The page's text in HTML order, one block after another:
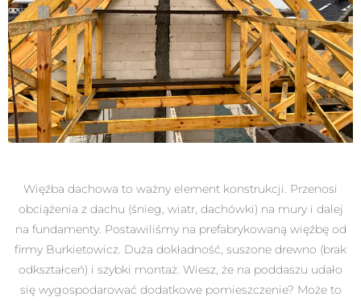
Więźba dachowa to ważny element konstrukcji. Przenosi
obciążenia z dachu (śnieg, wiatr, dachówki) na mury i dalej
na fundamenty. Postawiliśmy na prefabrykowaną więźbę od
firmy Burkietowicz. Duża dokładność, suszone drewno (brak
odkształceń) i szybki montaż. Wiesz, że na poddaszu udało
się wygospodarować dodatkowe pomieszczenie? Może to